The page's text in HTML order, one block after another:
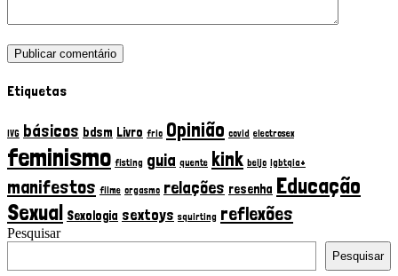
Etiquetas
IVG básicos bdsm Livro frio Opinião covid electrosex
feminismo fisting guia quente kink beijo lgbtqia+
manifestos filme orgasmo relações resenha Educação
Sexual Sexologia sextoys squirting reflexões
Pesquisar
Pesquisar